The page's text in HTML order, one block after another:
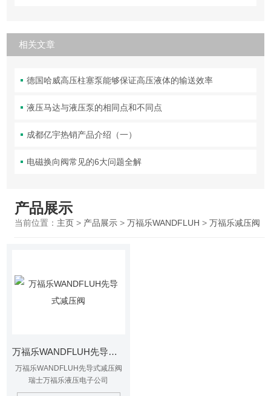
相关文章
德国哈威高压柱塞泵能够保证高压液体的输送效率
液压马达与液压泵的相同点和不同点
成都亿宇热销产品介绍（一）
电磁换向阀常见的6大问题全解
产品展示
当前位置： 主页> 产品展示> 万福乐WANDFLUH > 万福乐减压阀
万福乐WANDFLUH先导式减压阀
万福乐WANDFLUH先导式减压阀
瑞士万福乐液压电子公司
（WANDFLUHHydaulics+Electronics）